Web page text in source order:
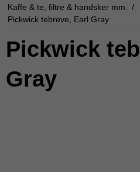
Kaffe & te, filtre & handsker mm. /
Pickwick tebreve, Earl Gray
Pickwick
Gray